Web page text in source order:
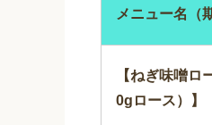
メニュー名（
【ねぎ味噌ロ
0gロース）】